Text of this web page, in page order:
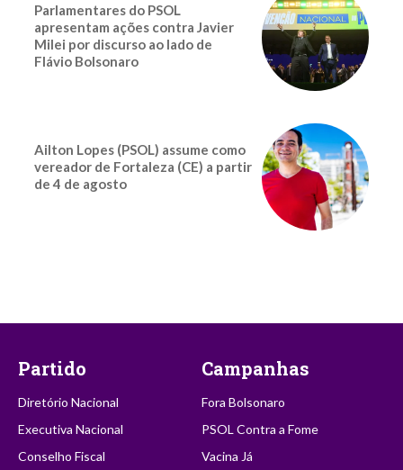
Parlamentares do PSOL
apresentam ações contra Javier
Milei por discurso ao lado de
Flávio Bolsonaro
Ailton Lopes (PSOL) assume como
vereador de Fortaleza (CE) a partir
de 4 de agosto
Partido
Diretório Nacional
Executiva Nacional
Conselho Fiscal
Campanhas
Fora Bolsonaro
PSOL Contra a Fome
Vacina Já